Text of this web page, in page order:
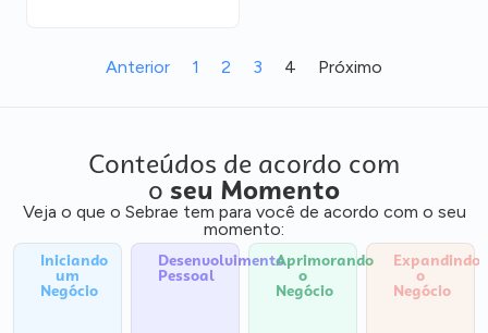
Anterior 1 2 3 4 Próximo
Conteúdos de acordo com
o seu Momento
Veja o que o Sebrae tem para você de acordo com o seu
momento:
Iniciando
um
Negócio
Desenvolvimento
Pessoal
Aprimorando
o
Negócio
Expandindo
o
Negócio